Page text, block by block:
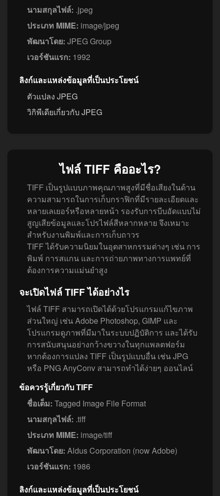
นามสกุลไฟล์: .jpeg
ประเภท MIME: image/jpeg
พัฒนาโดย: JPEG Group
เวอร์ชันแรก: 1992
ลิงก์และแหล่งข้อมูลที่เป็นประโยชน์
ตัวแปลง JPEG
วิกิพีเดียเกี่ยวกับ JPEG
ไฟล์ TIFF คืออะไร?
TIFF เป็นรูปแบบภาพคุณภาพสูงที่มีชื่อเสียงในด้าน
ความสามารถในการเก็บกราฟิกที่มีรายละเอียดและ
หลายเลเยอร์หรือหลายหน้า รองรับการบีบอัดแบบไม่
สูญเสียข้อมูลและโปรไฟล์สีหลากหลาย จึงเหมาะ
สำหรับงานพิมพ์และการเก็บถาวร
TIFF ได้รับความนิยมในอุตสาหกรรมต่างๆ เช่น การ
พิมพ์ การสแกน และการถ่ายภาพทางการแพทย์ที่
ต้องการความแม่นยำสูง
จะเปิดไฟล์ TIFF ได้อย่างไร
ไฟล์ TIFF สามารถเปิดได้ด้วยโปรแกรมแก้ไขภาพ
ส่วนใหญ่ เช่น Adobe Photoshop, GIMP และ
โปรแกรมดูภาพที่มีมาในระบบปฏิบัติการ และได้รับ
การสนับสนุนอย่างกว้างขวางในทุกแพลตฟอร์ม
หากต้องการแปลง TIFF เป็นรูปแบบอื่น เช่น JPG
หรือ PNG AnyConv สามารถทำได้ง่ายๆ ออนไลน์
ข้อควรรู้เกี่ยวกับ TIFF
ชื่อเต็ม: Tagged Image File Format
นามสกุลไฟล์: .tiff
ประเภท MIME: image/tiff
พัฒนาโดย: Aldus Corporation (now Adobe)
เวอร์ชันแรก: 1986
ลิงก์และแหล่งข้อมูลที่เป็นประโยชน์